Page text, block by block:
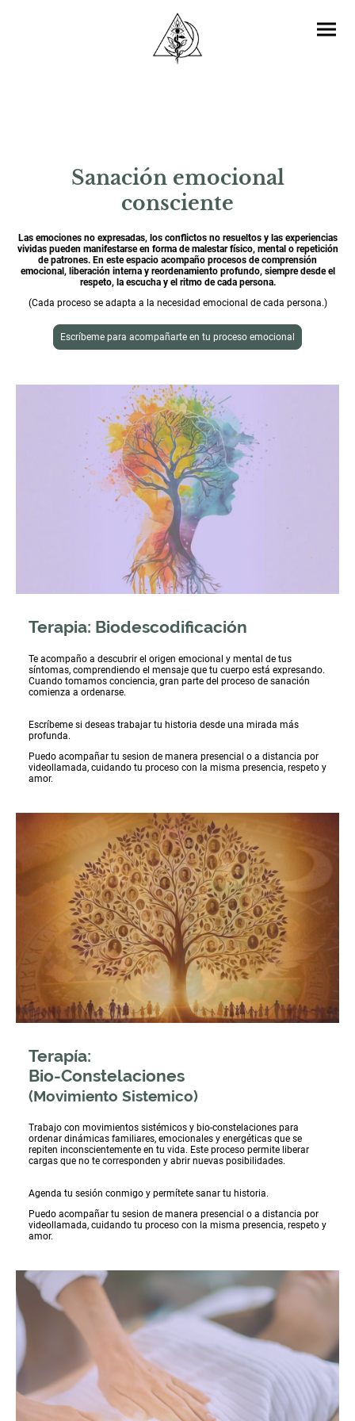
Sanación emocional
consciente
Las emociones no expresadas, los conflictos no resueltos y las experiencias
vividas pueden manifestarse en forma de malestar físico, mental o repetición
de patrones. En este espacio acompaño procesos de comprensión
emocional, liberación interna y reordenamiento profundo, siempre desde el
respeto, la escucha y el ritmo de cada persona.
(Cada proceso se adapta a la necesidad emocional de cada persona.)
Escríbeme para acompañarte en tu proceso emocional
Terapia: Biodescodificación
Te acompaño a descubrir el origen emocional y mental de tus
síntomas, comprendiendo el mensaje que tu cuerpo está expresando.
Cuando tomamos conciencia, gran parte del proceso de sanación
comienza a ordenarse.
Escríbeme si deseas trabajar tu historia desde una mirada más
profunda.
Puedo acompañar tu sesion de manera presencial o a distancia por
videollamada, cuidando tu proceso con la misma presencia, respeto y
amor.
Terapía:
Bio-Constelaciones
(Movimiento Sistemico)
Trabajo con movimientos sistémicos y bio-constelaciones para
ordenar dinámicas familiares, emocionales y energéticas que se
repiten inconscientemente en tu vida. Este proceso permite liberar
cargas que no te corresponden y abrir nuevas posibilidades.
Agenda tu sesión conmigo y permítete sanar tu historia.
Puedo acompañar tu sesion de manera presencial o a distancia por
videollamada, cuidando tu proceso con la misma presencia, respeto y
amor.